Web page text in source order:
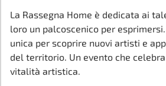
La Rassegna Home è dedicata ai
loro un palcoscenico per esprimersi.
unica per scoprire nuovi artisti e
del territorio. Un evento che
vitalità artistica.